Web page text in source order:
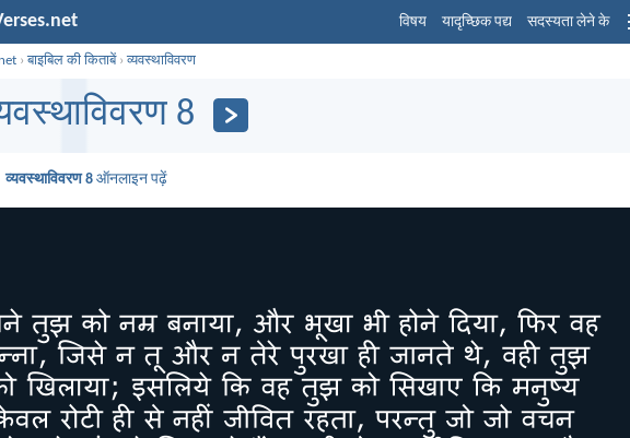
विषय यादृच्छिक पद्य सदस्यता लेने के
›बाइबिल की किताबें›व्यवस्थाविवरण
8
व्यवस्थाविवरण 8 ऑनलाइन पढ़ें